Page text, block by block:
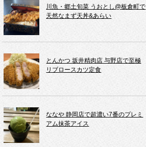
川魚・郷土旬菜 うおとし@板倉町で
天然なまず天丼&あらい
とんかつ 坂井精肉店 与野店で至極
リブロースカツ定食
ななや 静岡店で超濃い7番のプレミ
アム抹茶アイス